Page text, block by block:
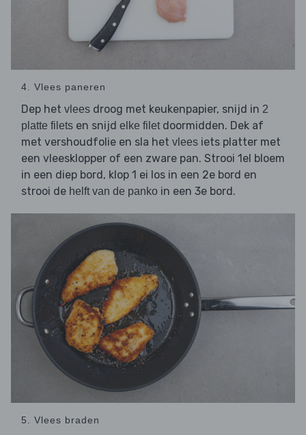
4. Vlees paneren
Dep het vlees droog met keukenpapier, snijd in 2
platte filets en snijd elke filet doormidden. Dek af
met vershoudfolie en sla het vlees iets platter met
een vleesklopper of een zware pan. Strooi 1el bloem
in een diep bord, klop 1 ei los in een 2e bord en
strooi de helft van de panko in een 3e bord.
5. Vlees braden